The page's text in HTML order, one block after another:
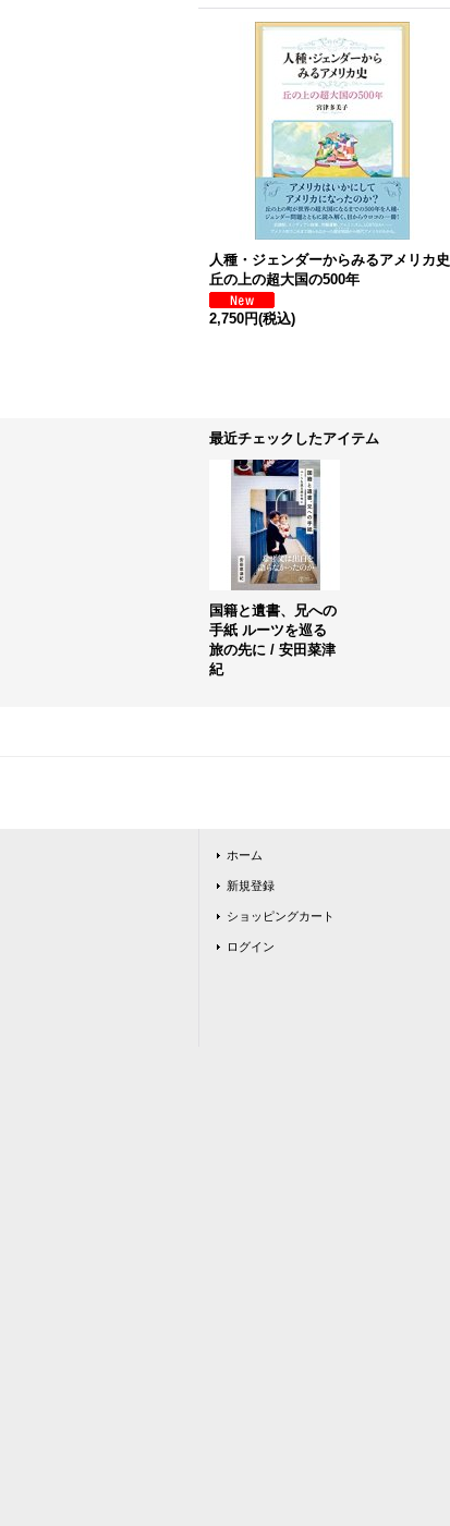
人種・ジェンダーからみるアメリカ史
丘の上の超大国の500年
2,750円(税込)
最近チェックしたアイテム
国籍と遺書、兄への
手紙 ルーツを巡る
旅の先に / 安田菜津
紀
ホーム
新規登録
ショッピングカート
ログイン